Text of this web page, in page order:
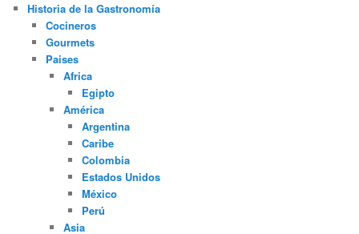
Historia de la Gastronomía
Cocineros
Gourmets
Paises
Africa
Egipto
América
Argentina
Caribe
Colombia
Estados Unidos
México
Perú
Asia